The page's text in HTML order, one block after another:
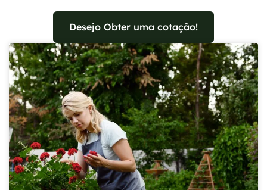
Desejo Obter uma cotação!